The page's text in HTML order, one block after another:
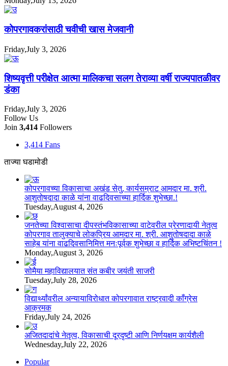
कोपरगावकरांसाठी चवीची खास मेजवानी
Friday,July 3, 2026
शिष्यवृत्ती परीक्षेत आत्मा मालिकचा सलग तेराव्या वर्षी राज्यपातळीवर
डंका
Friday,July 3, 2026
Follow Us
Join 3,414 Followers
3,414 Fans
ताज्या घडामोडी
कोपरगावच्या विकासाचा अखंड सेतु, कार्यसम्राट आमदार मा. श्री.
आशुतोषदादा काळे यांना वाढदिवसाच्या हार्दिक शुभेच्छा.!
Tuesday,August 4, 2026
जनतेच्या विश्वासाचा दीपस्तंभविकासाच्या वाटेवरील प्रेरणादायी नेतृत्व
कोपरगाव तालुक्याचे लोकप्रिय आमदार मा. श्री. आशुतोषदादा काळे
साहेब यांना वाढदिवसानिमित्त मनःपूर्वक शुभेच्छा व हार्दिक अभिष्टचिंतन !
Monday,August 3, 2026
सोमैया महाविद्यालयात संत कबीर जयंती साजरी
Tuesday,July 28, 2026
विद्यार्थ्यांवरील अन्यायाविरोधात कोपरगावात राष्ट्रवादी काँग्रेस
आक्रमक
Friday,July 24, 2026
अजितदादांचे नेतृत्व, विकासाची दूरदृष्टी आणि निर्णयक्षम कार्यशैली
Wednesday,July 22, 2026
Popular